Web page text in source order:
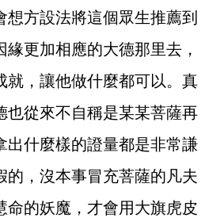
想方設法將這個眾生推薦到
更加相應的大德那里去，
就，讓他做什麼都可以。真
也從來不自稱是某某菩薩再
出什麼樣的證量都是非常謙
的，沒本事冒充菩薩的凡夫
命的妖魔，才會用大旗虎皮